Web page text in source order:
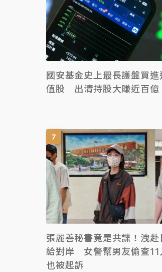
國安基金史上最長護盤買
值股 出清持股大賺近百億
張麗善秘書竟是共諜！洩赴
給對岸 女警幫男友偷查11
也被起訴